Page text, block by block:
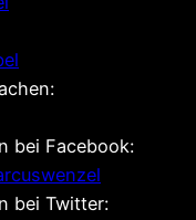
bei Facebook:
bei Twitter: